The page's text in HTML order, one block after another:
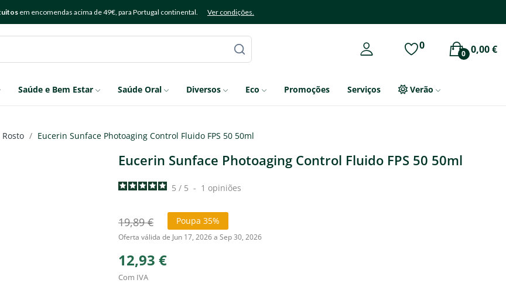
em encomendas acima de 49€, para Portugal continental. Ver condições.
0 0,00 €
0
Saúde e Bem Estar Saúde Oral Diversos Eco Promoções Serviços Verão
Eucerin Sunface Photoaging Control Fluido FPS 50 50ml
Eucerin Sunface Photoaging Control Fluido FPS 50 50ml
5 / 5 - 1 opiniões
19,89 € Poupa 35%
Oferta válida de Jun 17, 2026 a Sep 30, 2026
12,93 €
Com IVA